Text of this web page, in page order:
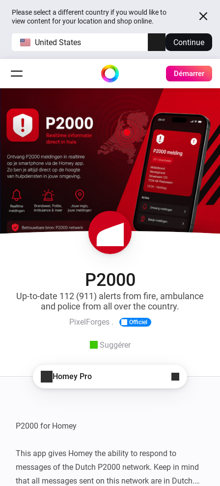
Please select a different country if you would like to
view content for your location and shop online.
United States Continue
Démarrer
P2000
Up-to-date 112 (911) alerts from fire, ambulance
and police from all over the country.
PixelForges . Officiel
Suggérer
Homey Pro
P2000 for Homey
This app gives Homey the ability to respond to
messages of the Dutch P2000 network. Keep in mind
that all messages sent on this network are in Dutch.